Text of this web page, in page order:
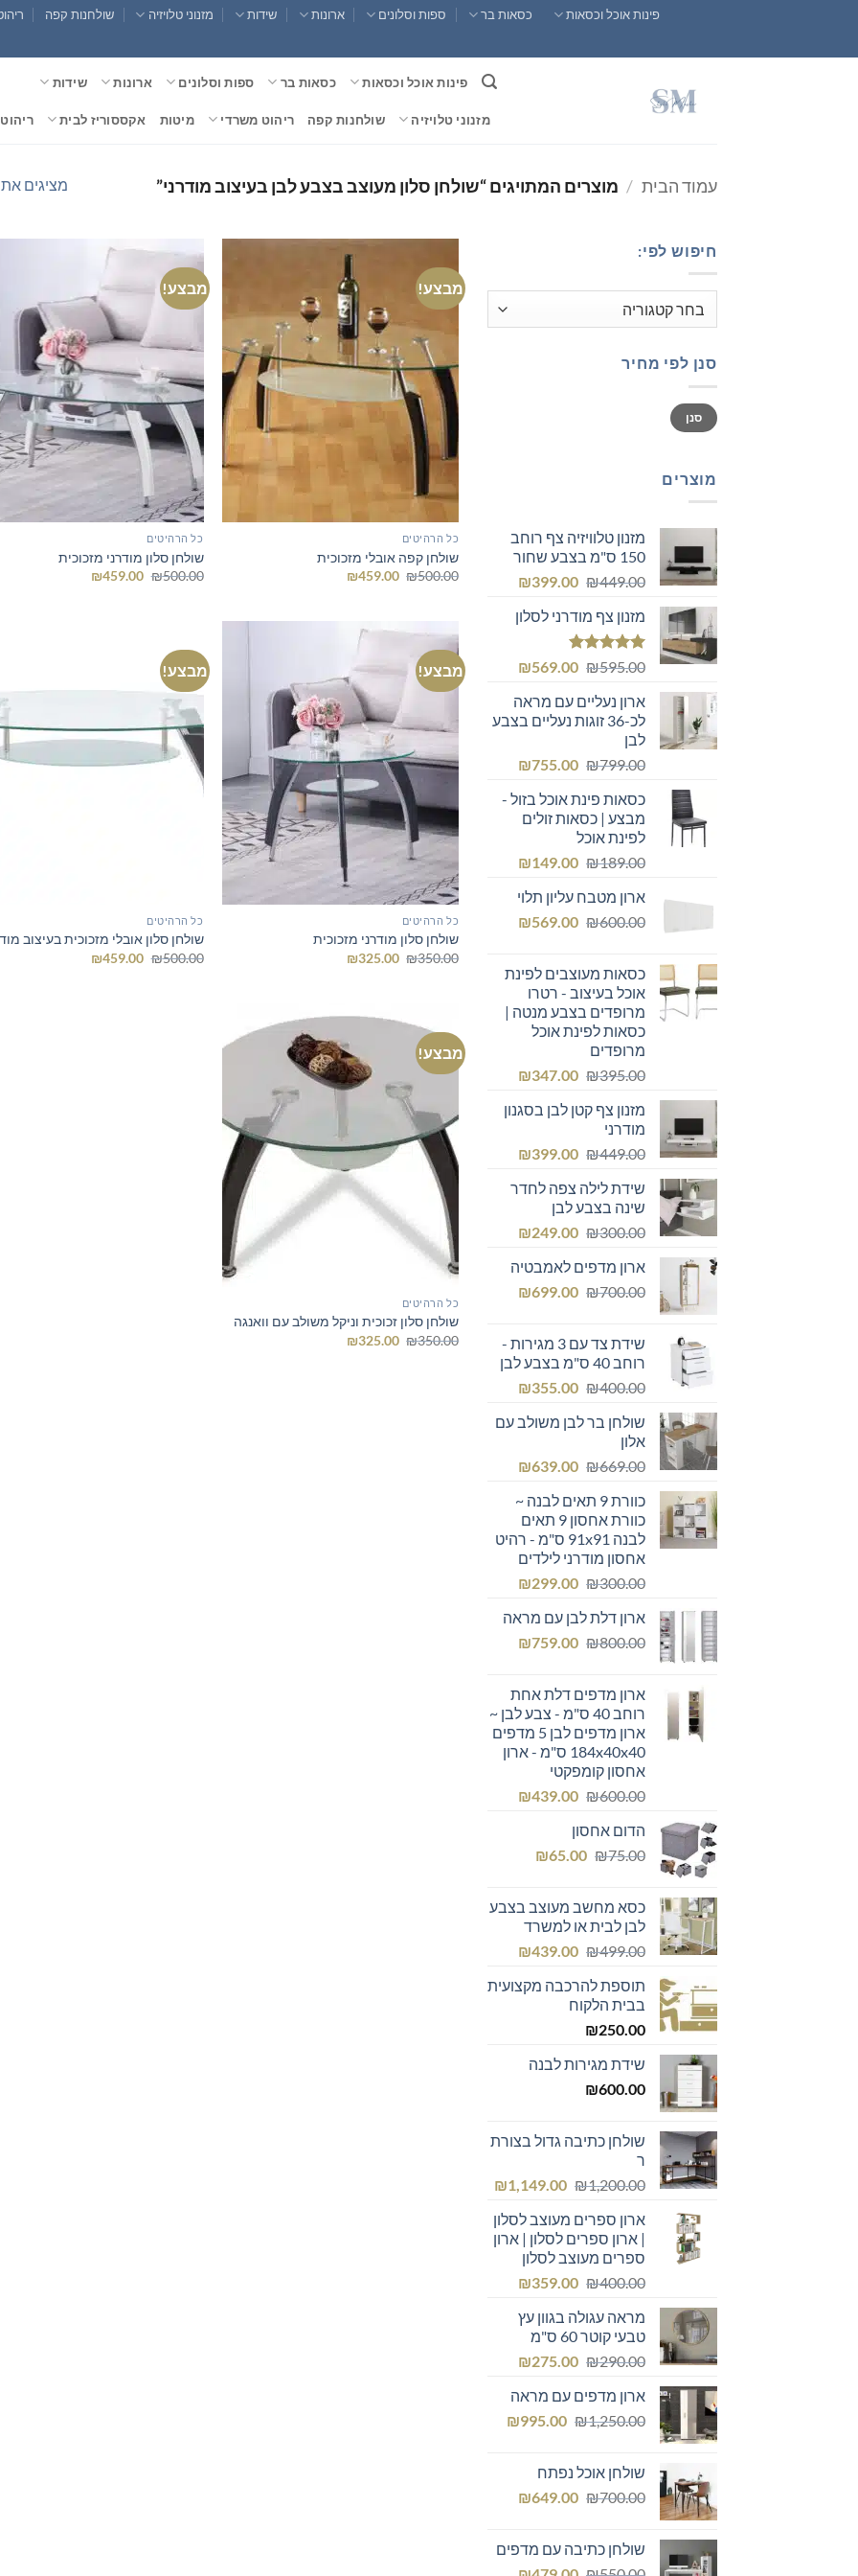
content
פינות אוכל וכסאות כסאות בר ספות וסלונים ארונות שידות מזנוני טלויזיה שולחנות קפה
פינות אוכל וכסאות כסאות בר ספות וסלונים ארונות שידות
מזנוני טלויזיה שולחנות קפה ריהוט משרדי מיטות אקססוריז לבית ריהוט
עמוד הבית / מוצרים המתויגים “שולחן סלון מעוצב בצבע לבן בעיצוב מודרני” מציגים את כל ⁦7⁩
חיפוש לפי:
סנן לפי מחיר
מחיר
מינימלי
מחיר
מקסימלי
סנן
מוצרים
מזנון טלוויזיה צף רוחב
150 ס"מ בצבע שחור
₪449.00
המחיר
היה:
₪449.00.
₪399.00
המחיר
הוא:מזנון צף מודרני לסלון
דורג5.00
₪595.00
המחיר
היה:
₪595.00.
₪569.00
המחיר
הוא:
₪569.00.
ארון נעליים עם מראה
לכ-36 זוגות נעליים בצבע
לבן
₪799.00
המחיר
היה:
₪799.00.
₪755.00
המחיר
הוא:
כסאות פינת אוכל בזול -
מבצע | כסאות זולים
לפינת אוכל
₪189.00
המחיר
היה:
₪189.00.
₪149.00
המחיר
הוא:
₪149.00.
ארון מטבח עליון תלוי
₪600.00
המחיר
₪600.00.
₪569.00
המחיר
₪569.00.כסאות מעוצבים לפינת
אוכל בעיצוב - רטרו
מרופדים בצבע מנטה |
כסאות לפינת אוכל
מרופדים
₪395.00
המחיר
היה:
₪347.00
המחיר
הוא:
מזנון צף קטן לבן בסגנון
מודרני
₪449.00
המחיר
היה:
₪449.00.
₪399.00
המחיר
הוא:שידת לילה צפה לחדר
שינה בצבע לבן
₪300.00
המחיר
היה:
₪300.00.
₪249.00
המחיר
הוא:
₪249.00.
ארון מדפים לאמבטיה
₪700.00
המחיר
₪700.00.
₪699.00
המחיר
₪699.00.שידת צד עם 3 מגירות -
רוחב 40 ס"מ בצבע לבן
₪400.00
המחיר
היה:
₪355.00
המחיר
הוא:
שולחן בר לבן משולב עם
אלון
₪669.00
המחיר
היה:
₪669.00.
₪639.00
המחיר
הוא:כוורת 9 תאים לבנה ~
כוורת אחסון 9 תאים
לבנה 91x91 ס"מ - רהיט
אחסון מודרני לילדים
₪300.00
המחיר
היה:
₪300.00.
₪299.00
המחיר
הוא:
₪299.00.
ארון דלת לבן עם מראה
₪800.00
המחיר
₪800.00.
₪759.00
המחיר
₪759.00.ארון מדפים דלת אחת
רוחב 40 ס"מ - צבע לבן ~
ארון מדפים לבן 5 מדפים
184x40x40 ס"מ - ארון
אחסון קומפקטי
₪600.00
המחיר
היה:
₪600.00.
₪439.00
המחיר
הדום אחסון
₪75.00
המחיר
₪75.00.
₪65.00
המחיר
₪65.00.
כסא מחשב מעוצב בצבע
לבן לבית או למשרד
₪499.00
המחיר
היה:
₪499.00.
₪439.00
המחיר
הוא:
תוספת להרכבה מקצועית
בבית הלקוח
₪250.00
שידת מגירות לבנה
₪600.00
שולחן כתיבה גדול בצורת
ר
₪1,200.00
המחיר
היה:
₪1,200.00.
₪1,149.00
המחיר
הוא:
₪1,149.00.
ארון ספרים מעוצב לסלון
| ארון ספרים לסלון | ארון
ספרים מעוצב לסלון
₪400.00
המחיר
היה:
₪400.00.
₪359.00
המחיר
הוא:מראה עגולה בגוון עץ
טבעי קוטר 60 ס"מ
₪290.00
המחיר
היה:
₪290.00.
₪275.00
המחיר
הוא:
₪275.00.
ארון מדפים עם מראה
₪1,250.00
המחיר
₪1,250.00.
₪995.00
המחיר
שולחן אוכל נפתח
₪700.00
המחיר
₪700.00.
₪649.00
המחיר
₪649.00.שולחן כתיבה עם מדפים
מבצע!
כל הרהיטים
שולחן קפה אובלי מזכוכית
₪500.00
המחיר ₪459.00
מבצע!
כל הרהיטים
שולחן סלון מודרני מזכוכית
₪500.00
המחיר ₪459.00
המחיר
מבצע!
כל הרהיטים
שולחן סלון מודרני מזכוכית
₪350.00
המחיר ₪325.00
מבצע!
כל הרהיטים
שולחן סלון אובלי מזכוכית בעיצוב
₪500.00
המחיר ₪459.00
המחיר
מבצע!
כל הרהיטים
שולחן סלון זכוכית וניקל משולב עם וואנגה
₪350.00
המחיר ₪325.00